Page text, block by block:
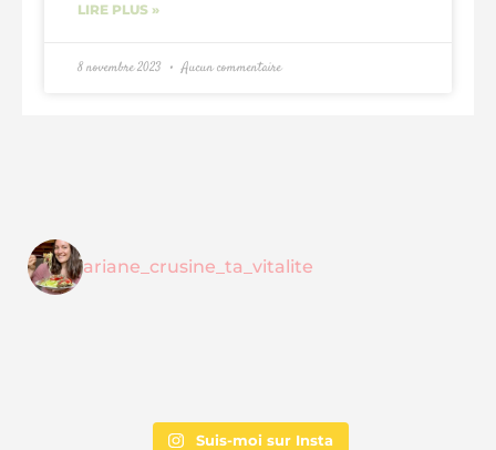
LIRE PLUS »
8 novembre 2023 Aucun commentaire
ariane_crusine_ta_vitalite
Suis-moi sur Insta